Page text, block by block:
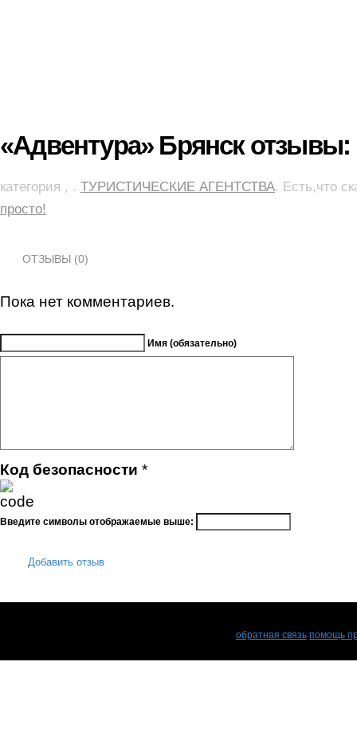
«Адвентура» Брянск отзывы:
категория , . ТУРИСТИЧЕСКИЕ АГЕНТСТВА. Есть,что
просто!
ОТЗЫВЫ (0)
Пока нет комментариев.
Имя (обязательно)
Код безопасности *
Введите символы отображаемые выше:
Добавить отзыв
обратная связь помощь